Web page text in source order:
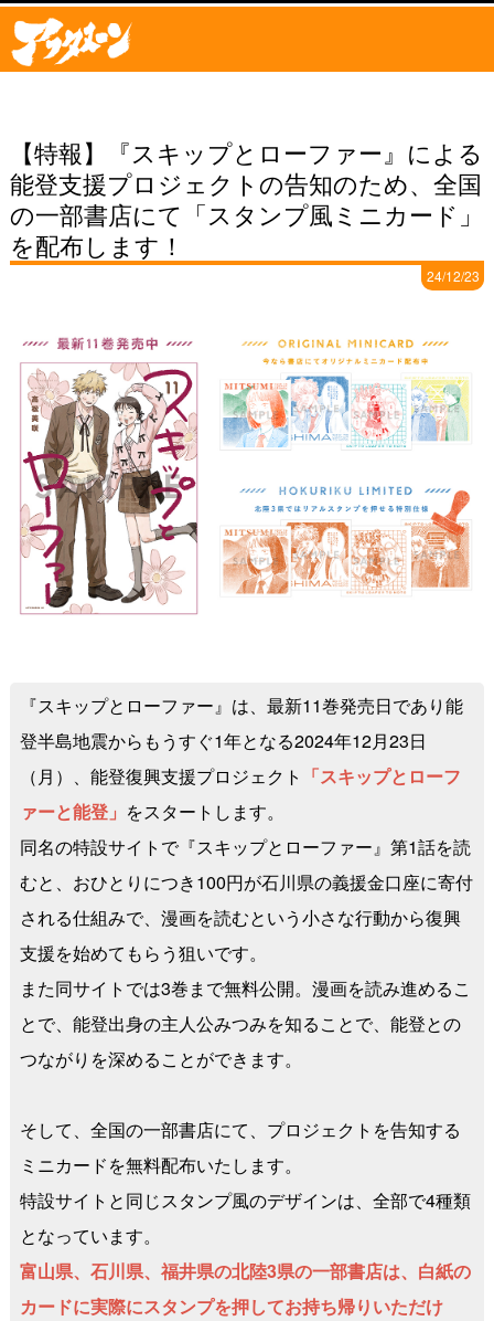
【特報】『スキップとローファー』による
能登支援プロジェクトの告知のため、全国
の一部書店にて「スタンプ風ミニカード」
を配布します！
24/12/23
『スキップとローファー』は、最新11巻発売日であり能
登半島地震からもうすぐ1年となる2024年12月23日
（月）、能登復興支援プロジェクト 「スキップとローフ
ァーと能登」 をスタートします。
同名の特設サイトで『スキップとローファー』第1話を読
むと、おひとりにつき100円が石川県の義援金口座に寄付
される仕組みで、漫画を読むという小さな行動から復興
支援を始めてもらう狙いです。
また同サイトでは3巻まで無料公開。漫画を読み進めるこ
とで、能登出身の主人公みつみを知ることで、能登との
つながりを深めることができます。
そして、全国の一部書店にて、プロジェクトを告知する
ミニカードを無料配布いたします。
特設サイトと同じスタンプ風のデザインは、全部で4種類
となっています。
富山県、石川県、福井県の北陸3県の一部書店は、白紙の
カードに実際にスタンプを押してお持ち帰りいただけ